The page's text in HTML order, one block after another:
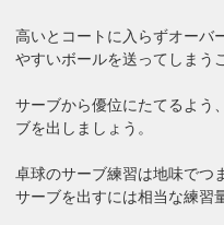
高いとコートに入らずオーバ
やすいボールを送ってしまう
サーブから優位にたてるよう
ブを出しましょう。
卓球のサーブ練習は地味でつ
サーブを出すには相当な練習